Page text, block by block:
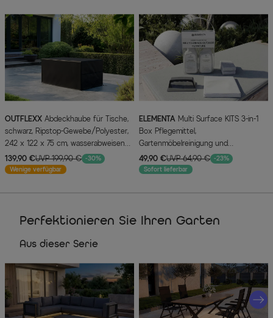
OUTFLEXX
schwarz, Ripstop-Gewebe/Polyester,
242 x 122 x 75 cm, wasserabweisend,
UV-Schutz
139,90 €UVP 199,90 € -30%
Wenige verfügbar
ELEMENTA
Box Pflegemittel,
Gartenmöbelreinigung und
Oberflächenschutz, 2 x 750 ml
49,90 €UVP 64,90 € -23%
Sofort lieferbar
Perfektionieren Sie Ihren Garten
Aus dieser Serie